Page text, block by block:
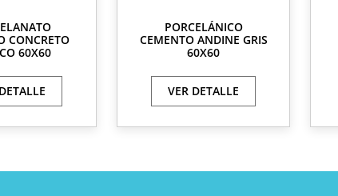
CONCRETO
60X60
PORCELÁNICO
CEMENTO ANDINE GRIS
60X60
VER DETALLE